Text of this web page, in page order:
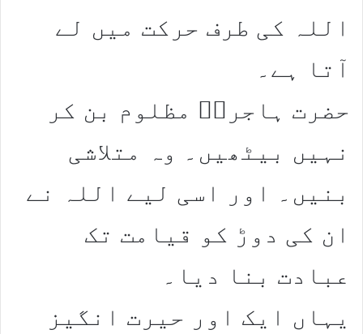
اللہ کی طرف حرکت میں لے
آتا ہے۔
حضرت ہاجرہؑ مظلوم بن کر
نہیں بیٹھیں۔ وہ متلاشی
بنیں۔ اور اسی لیے اللہ نے
ان کی دوڑ کو قیامت تک
عبادت بنا دیا۔
یہاں ایک اور حیرت انگیز